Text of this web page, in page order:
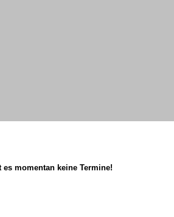
momentan keine Termine!